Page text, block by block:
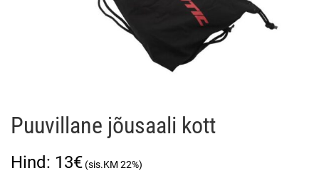
Puuvillane jõusaali kott
13€